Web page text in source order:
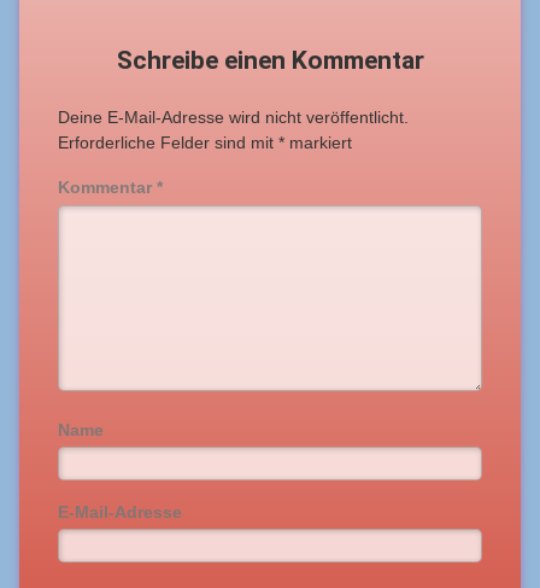
Schreibe einen Kommentar
Deine E-Mail-Adresse wird nicht veröffentlicht.
Erforderliche Felder sind mit * markiert
Kommentar *
Name
E-Mail-Adresse